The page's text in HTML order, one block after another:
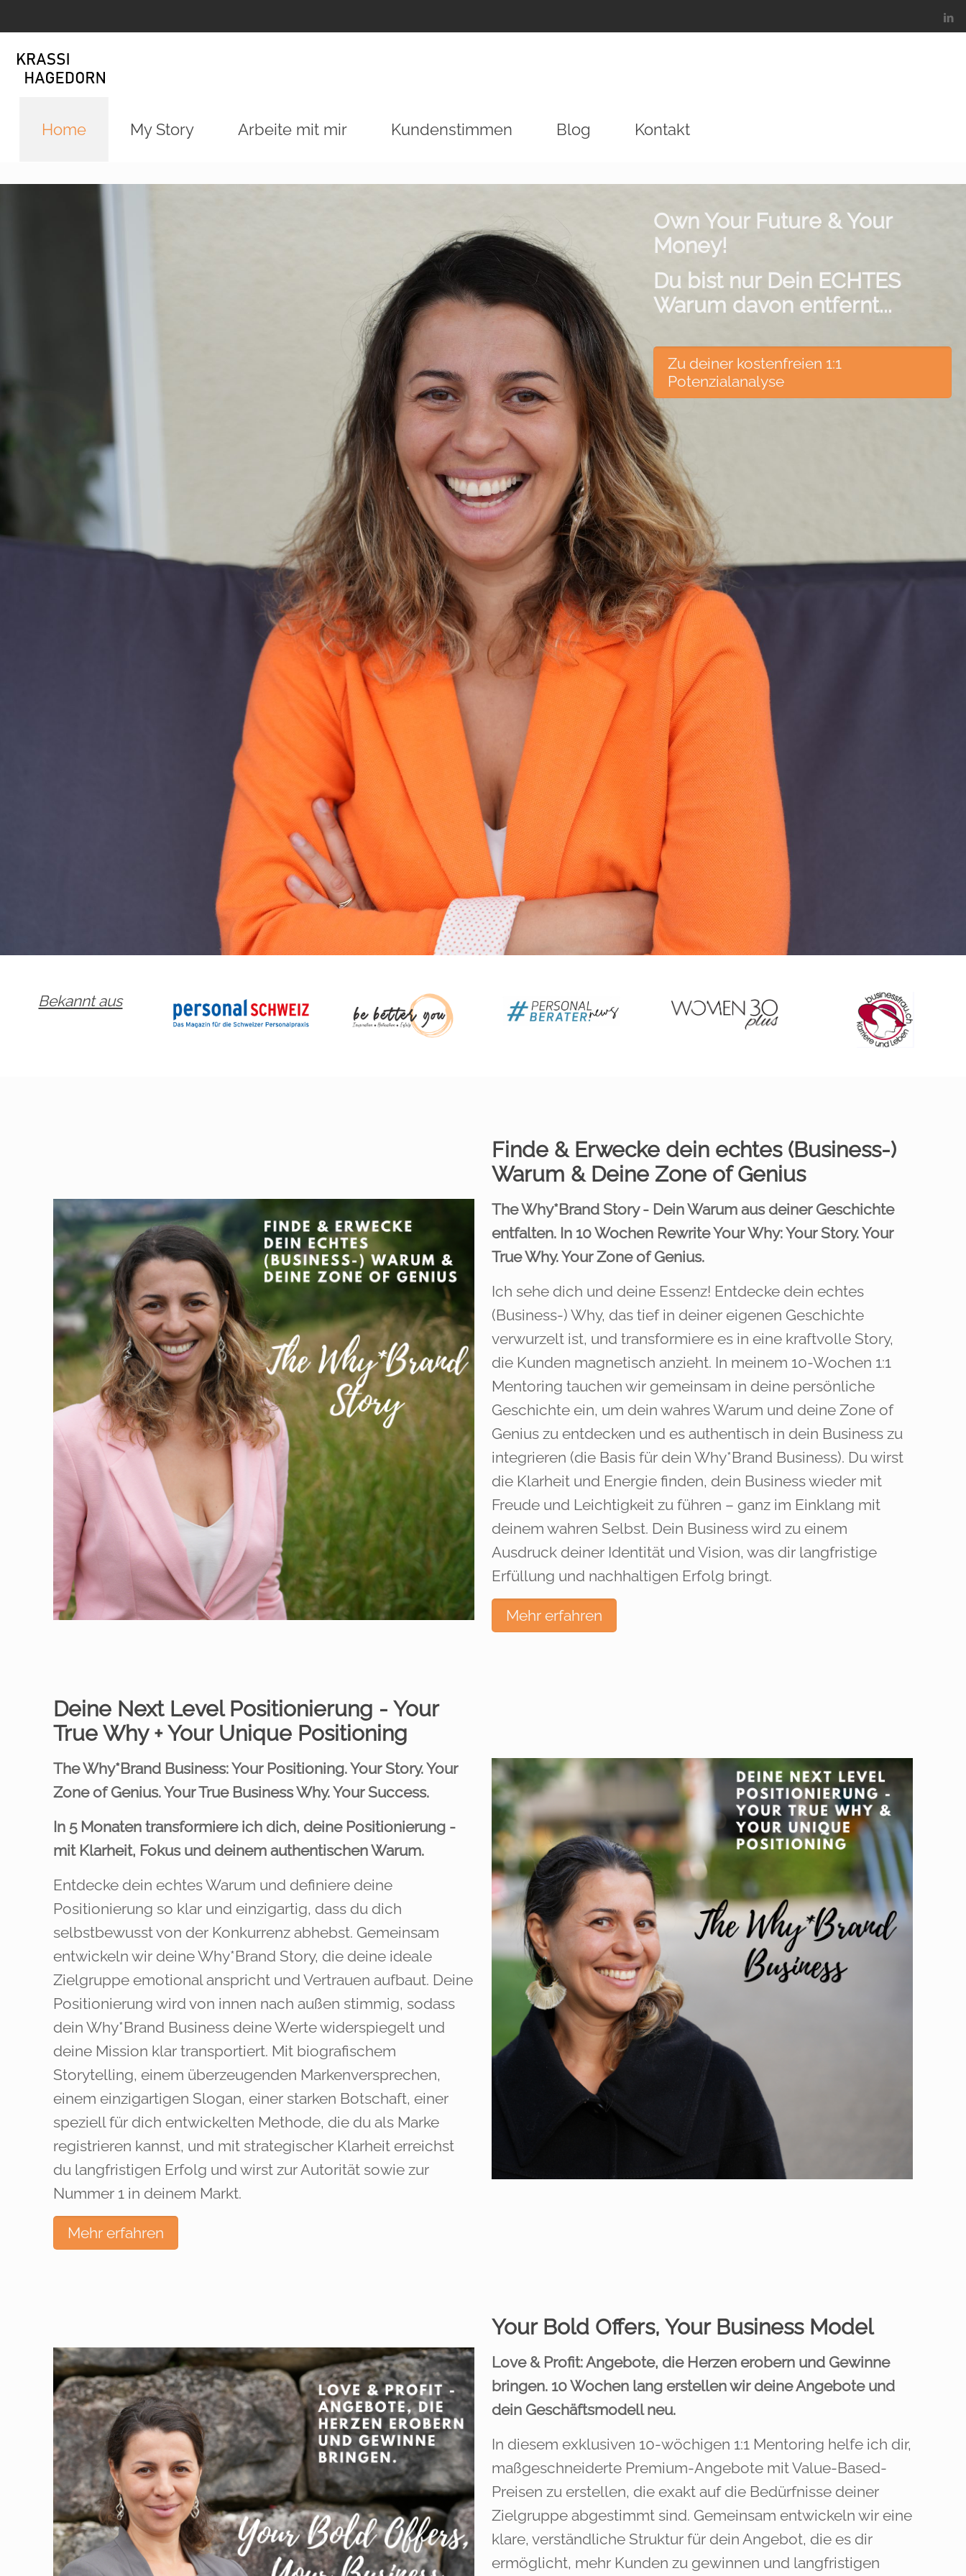
Home My Story Arbeite mit mir Kundenstimmen Blog Kontakt
Own Your Future & Your
Money!
Du bist nur Dein ECHTES
Warum davon entfernt...
Zu deiner kostenfreien 1:1
Potenzialanalyse
Bekannt aus
Finde & Erwecke dein echtes (Business-)
Warum & Deine Zone of Genius
The Why*Brand Story - Dein Warum aus deiner Geschichte
entfalten. In 10 Wochen Rewrite Your Why: Your Story. Your
True Why. Your Zone of Genius.
Ich sehe dich und deine Essenz! Entdecke dein echtes
(Business-) Why, das tief in deiner eigenen Geschichte
verwurzelt ist, und transformiere es in eine kraftvolle Story,
die Kunden magnetisch anzieht. In meinem 10-Wochen 1:1
Mentoring tauchen wir gemeinsam in deine persönliche
Geschichte ein, um dein wahres Warum und deine Zone of
Genius zu entdecken und es authentisch in dein Business zu
integrieren (die Basis für dein Why*Brand Business). Du wirst
die Klarheit und Energie finden, dein Business wieder mit
Freude und Leichtigkeit zu führen – ganz im Einklang mit
deinem wahren Selbst. Dein Business wird zu einem
Ausdruck deiner Identität und Vision, was dir langfristige
Erfüllung und nachhaltigen Erfolg bringt.
Mehr erfahren
Deine Next Level Positionierung - Your
True Why + Your Unique Positioning
The Why*Brand Business: Your Positioning. Your Story. Your
Zone of Genius. Your True Business Why. Your Success.
In 5 Monaten transformiere ich dich, deine Positionierung -
mit Klarheit, Fokus und deinem authentischen Warum.
Entdecke dein echtes Warum und definiere deine
Positionierung so klar und einzigartig, dass du dich
selbstbewusst von der Konkurrenz abhebst. Gemeinsam
entwickeln wir deine Why*Brand Story, die deine ideale
Zielgruppe emotional anspricht und Vertrauen aufbaut. Deine
Positionierung wird von innen nach außen stimmig, sodass
dein Why*Brand Business deine Werte widerspiegelt und
deine Mission klar transportiert. Mit biografischem
Storytelling, einem überzeugenden Markenversprechen,
einem einzigartigen Slogan, einer starken Botschaft, einer
speziell für dich entwickelten Methode, die du als Marke
registrieren kannst, und mit strategischer Klarheit erreichst
du langfristigen Erfolg und wirst zur Autorität sowie zur
Nummer 1 in deinem Markt.
Mehr erfahren
Your Bold Offers, Your Business Model
Love & Profit: Angebote, die Herzen erobern und Gewinne
bringen. 10 Wochen lang erstellen wir deine Angebote und
dein Geschäftsmodell neu.
In diesem exklusiven 10-wöchigen 1:1 Mentoring helfe ich dir,
maßgeschneiderte Premium-Angebote mit Value-Based-
Preisen zu erstellen, die exakt auf die Bedürfnisse deiner
Zielgruppe abgestimmt sind. Gemeinsam entwickeln wir eine
klare, verständliche Struktur für dein Angebot, die es dir
ermöglicht, mehr Kunden zu gewinnen und langfristigen